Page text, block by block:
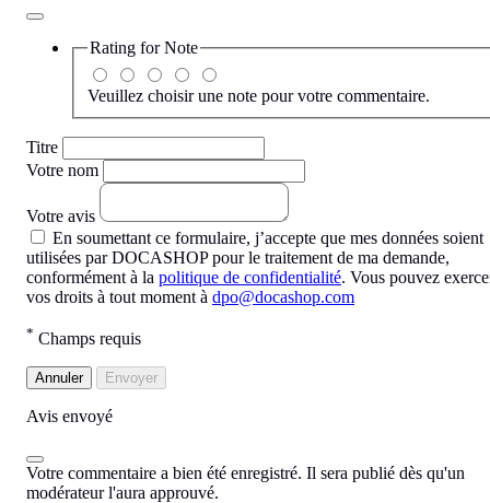
Rating forNote
Veuillez choisir une note pour votre commentaire.
Titre
Votre nom
Votre avis
En soumettant ce formulaire, j’accepte que mes données soient
utilisées par DOCASHOP pour le traitement de ma demande,
conformément à la politique de confidentialité. Vous pouvez
vos droits à tout moment à dpo@docashop.com
* Champs requis
Annuler Envoyer
Avis envoyé
Votre commentaire a bien été enregistré. Il sera publié dès qu'un
modérateur l'aura approuvé.